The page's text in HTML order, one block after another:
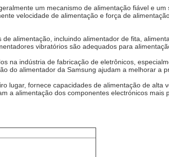
um mecanismo de alimentação fiável e
velocidade de alimentação e força de
alimentação, incluindo alimentador de fita,
vibratórios são adequados para
na indústria de fabricação de eletrônicos,
do alimentador da Samsung ajudam a melhorar a
lugar, fornece capacidades de alimentação de
a alimentação dos componentes electrónicos